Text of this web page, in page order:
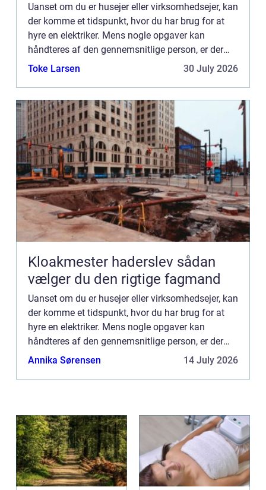
Uanset om du er husejer eller virksomhedsejer, kan
der komme et tidspunkt, hvor du har brug for at
hyre en elektriker. Mens nogle opgaver kan
håndteres af den gennemsnitlige person, er der
andre opgaver, som det er bedst at overlade til de
Toke Larsen 30 July 2026
Kloakmester haderslev sådan
vælger du den rigtige fagmand
Uanset om du er husejer eller virksomhedsejer, kan
der komme et tidspunkt, hvor du har brug for at
hyre en elektriker. Mens nogle opgaver kan
håndteres af den gennemsnitlige person, er der
andre opgaver, som det er bedst at overlade til de
Annika Sørensen 14 July 2026